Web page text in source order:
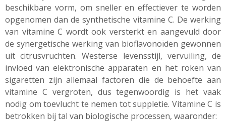
beschikbare vorm, om sneller en effectiever te worden
opgenomen dan de synthetische vitamine C. De werking
van vitamine C wordt ook versterkt en aangevuld door
de synergetische werking van bioflavonoïden gewonnen
uit citrusvruchten. Westerse levensstijl, vervuiling, de
invloed van elektronische apparaten en het roken van
sigaretten zijn allemaal factoren die de behoefte aan
vitamine C vergroten, dus tegenwoordig is het vaak
nodig om toevlucht te nemen tot suppletie. Vitamine C is
betrokken bij tal van biologische processen, waaronder: